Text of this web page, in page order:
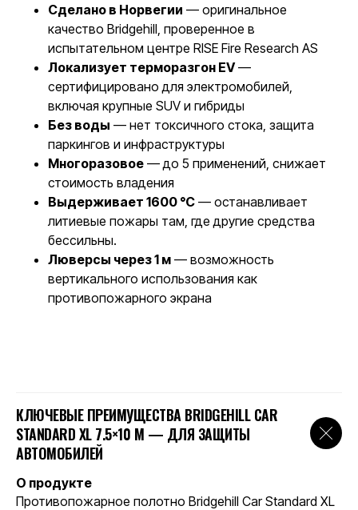
Сделано в Норвегии — оригинальное
качество Bridgehill, проверенное в
испытательном центре RISE Fire Research AS
Локализует терморазгон EV—
сертифицировано для электромобилей,
включая крупные SUV и гибриды
Без воды — нет токсичного стока, защита
паркингов и инфраструктуры
Многоразовое — до 5 применений, снижает
стоимость владения
Выдерживает 1600 °C — останавливает
литиевые пожары там, где другие средства
бессильны.
Люверсы через 1 м — возможность
вертикального использования как
противопожарного экрана
КЛЮЧЕВЫЕ ПРЕИМУЩЕСТВА BRIDGEHILL CAR
STANDARD XL 7.5×10 М — ДЛЯ ЗАЩИТЫ
АВТОМОБИЛЕЙ
О продукте
Противопожарное полотно Bridgehill Car Standard XL